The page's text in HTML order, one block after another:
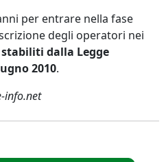
per entrare nella fase
degli operatori nei
dalla Legge
2010.
info.net